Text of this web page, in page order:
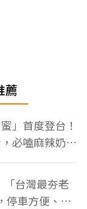
薦
」首度登台！
必嗑麻辣奶油
台灣最夯老
停車方便、特